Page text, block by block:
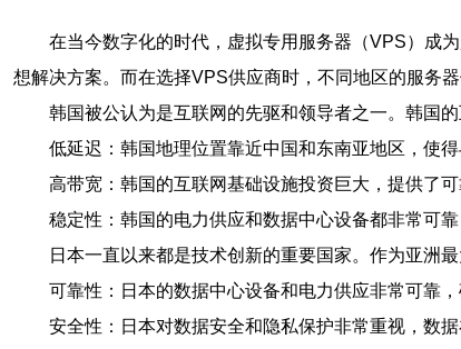
在当今数字化的时代，虚拟专用服务器（VPS）成
想解决方案。而在选择VPS供应商时，不同地区的服务
韩国被公认为是互联网的先驱和领导者之一。韩国
低延迟：韩国地理位置靠近中国和东南亚地区，使
高带宽：韩国的互联网基础设施投资巨大，提供了可
稳定性：韩国的电力供应和数据中心设备都非常可靠
日本一直以来都是技术创新的重要国家。作为亚洲
可靠性：日本的数据中心设备和电力供应非常可靠，
安全性：日本对数据安全和隐私保护非常重视，数